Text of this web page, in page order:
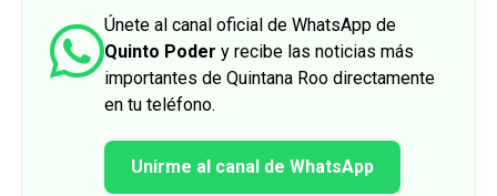
Únete al canal oficial de WhatsApp de
Quinto Poder y recibe las noticias más
importantes de Quintana Roo directamente
en tu teléfono.
Unirme al canal de WhatsApp